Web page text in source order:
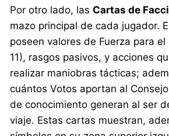
Por otro lado, lasCartas de
mazo principal de cada jugador.
poseen valores de Fuerza para
11), rasgos pasivos, y acciones
realizar maniobras tácticas;
cuántos Votos aportan al
de conocimiento generan al ser
viaje. Estas cartas muestran,